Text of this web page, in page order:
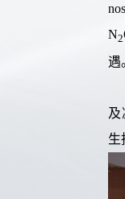
N2
遇
及
生